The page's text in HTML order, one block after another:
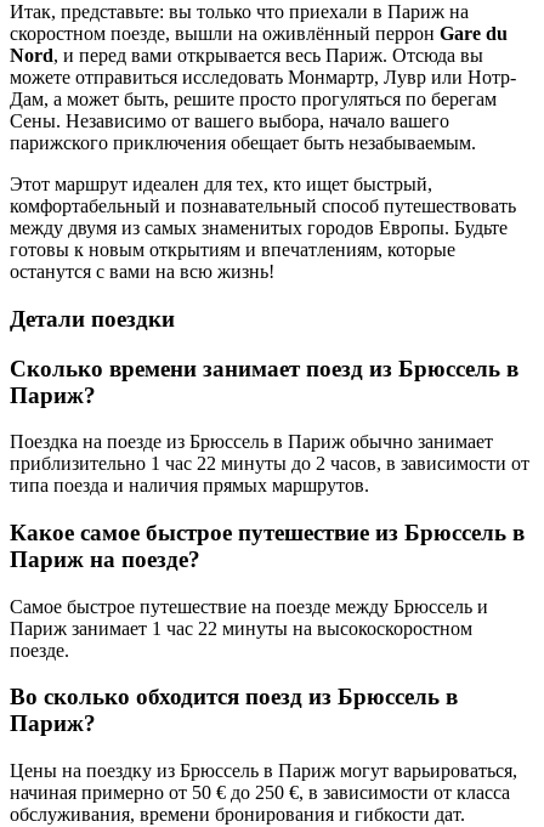
Итак, представьте: вы только что приехали в Париж на
скоростном поезде, вышли на оживлённый перрон Gare du
Nord, и перед вами открывается весь Париж. Отсюда вы
можете отправиться исследовать Монмартр, Лувр или Нотр-
Дам, а может быть, решите просто прогуляться по берегам
Сены. Независимо от вашего выбора, начало вашего
парижского приключения обещает быть незабываемым.
Этот маршрут идеален для тех, кто ищет быстрый,
комфортабельный и познавательный способ путешествовать
между двумя из самых знаменитых городов Европы. Будьте
готовы к новым открытиям и впечатлениям, которые
останутся с вами на всю жизнь!
Детали поездки
Сколько времени занимает поезд из Брюссель в
Париж?
Поездка на поезде из Брюссель в Париж обычно занимает
приблизительно 1 час 22 минуты до 2 часов, в зависимости от
типа поезда и наличия прямых маршрутов.
Какое самое быстрое путешествие из Брюссель в
Париж на поезде?
Самое быстрое путешествие на поезде между Брюссель и
Париж занимает 1 час 22 минуты на высокоскоростном
поезде.
Во сколько обходится поезд из Брюссель в
Париж?
Цены на поездку из Брюссель в Париж могут варьироваться,
начиная примерно от 50 € до 250 €, в зависимости от класса
обслуживания, времени бронирования и гибкости дат.